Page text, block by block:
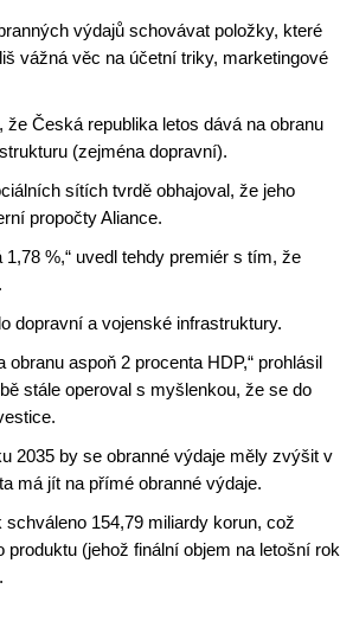
výdajů schovávat položky, které
vážná věc na účetní triky, marketingové
Česká republika letos dává na obranu
(zejména dopravní).
sítích tvrdě obhajoval, že jeho
propočty Aliance.
%,“ uvedl tehdy premiér s tím, že
dopravní a vojenské infrastruktury.
aspoň 2 procenta HDP,“ prohlásil
stále operoval s myšlenkou, že se do
2035 by se obranné výdaje měly zvýšit v
má jít na přímé obranné výdaje.
154,79 miliardy korun, což
(jehož finální objem na letošní rok